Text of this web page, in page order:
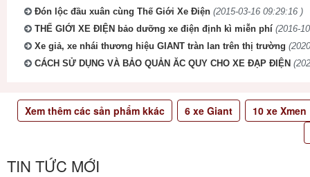
Đón lộc đầu xuân cùng Thế Giới Xe Điện (2015-03-16 09:29:16 )
THẾ GIỚI XE ĐIỆN bảo dưỡng xe điện định kì miễn phí (2016-
Xe giả, xe nhái thương hiệu GIANT tràn lan trên thị trường
CÁCH SỬ DỤNG VÀ BẢO QUẢN ĂC QUY CHO XE ĐẠP ĐIỆN
Xem thêm các sản phẩm kkác 6xe Giant 10xe Xmen
TIN TỨC MỚI